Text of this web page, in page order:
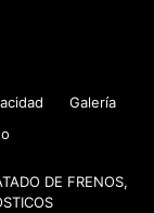
Galería
DE FRENOS,